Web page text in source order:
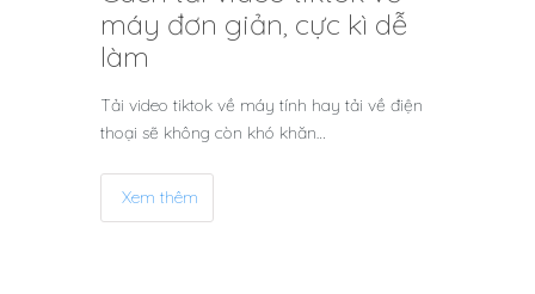
máy đơn giản, cực kì dễ
làm
Tải video tiktok về máy tính hay tải về điện
thoại sẽ không còn khó khăn…
Xem thêm